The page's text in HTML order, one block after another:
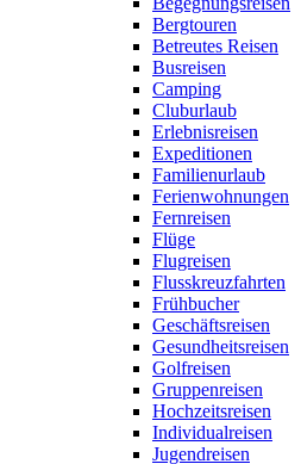
Bergtouren
Betreutes Reisen
Busreisen
Camping
Cluburlaub
Erlebnisreisen
Expeditionen
Familienurlaub
Ferienwohnungen
Fernreisen
Flüge
Flugreisen
Flusskreuzfahrten
Frühbucher
Geschäftsreisen
Gesundheitsreisen
Golfreisen
Gruppenreisen
Hochzeitsreisen
Individualreisen
Jugendreisen